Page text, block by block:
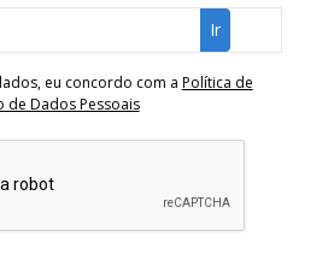
eu concordo com a Política de
de Dados Pessoais